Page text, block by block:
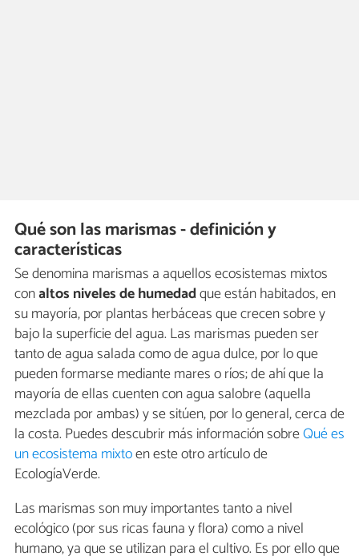
Qué son las marismas - definición y
características
Se denomina marismas a aquellos ecosistemas mixtos
conaltos niveles de humedadque están habitados, en
su mayoría, por plantas herbáceas que crecen sobre y
bajo la superficie del agua. Las marismas pueden ser
tanto de agua salada como de agua dulce, por lo que
pueden formarse mediante mares o ríos; de ahí que la
mayoría de ellas cuenten con agua salobre (aquella
mezclada por ambas) y se sitúen, por lo general, cerca de
la costa. Puedes descubrir más información sobreQué es
un ecosistema mixtoen este otro artículo de
EcologíaVerde.
Las marismas son muy importantes tanto a nivel
ecológico (por sus ricas fauna y flora) como a nivel
humano, ya que se utilizan para el cultivo. Es por ello que